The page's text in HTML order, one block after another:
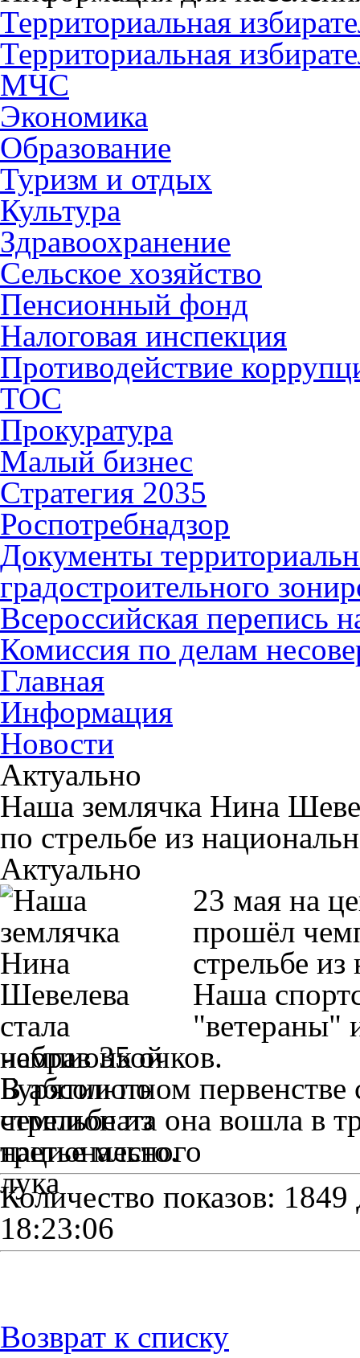
Территориальная
Территориальная
МЧС
Экономика
Образование
Туризм и отдых
Культура
Здравоохранение
Сельское хозяйство
Пенсионный фонд
Налоговая инспекция
Противодействие
ТОС
Прокуратура
Малый бизнес
Стратегия 2035
Роспотребнадзор
Документы
градостроительного
Всероссийская перепись
Комиссия по делам
Главная
Информация
Новости
Актуально
Наша землячка Нина
по стрельбе из
Актуально
23 мая на
прошёл
стрельбе
Наша
"ветераны"
набрав 35 очков.
В абсолютном
чемпионата она вошла в
третье место.
Количество показов: 1849
18:23:06
Возврат к списку